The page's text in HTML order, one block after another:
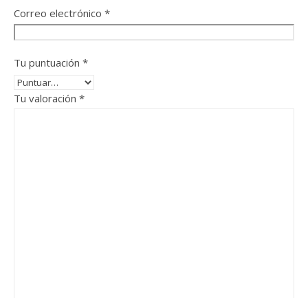
Correo electrónico *
Tu puntuación *
Tu valoración *